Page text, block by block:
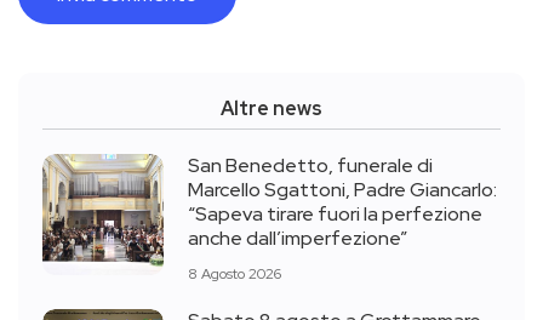
Altre news
San Benedetto, funerale di
Marcello Sgattoni, Padre Giancarlo:
“Sapeva tirare fuori la perfezione
anche dall’imperfezione”
8 Agosto 2026